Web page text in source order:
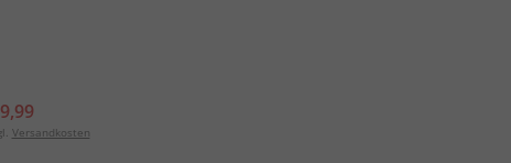
Versandkosten